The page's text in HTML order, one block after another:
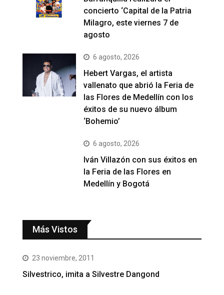
concierto ‘Capital de la Patria
Milagro, este viernes 7 de
agosto
6 agosto, 2026
Hebert Vargas, el artista
vallenato que abrió la Feria de
las Flores de Medellín con los
éxitos de su nuevo álbum
‘Bohemio’
6 agosto, 2026
Iván Villazón con sus éxitos en
la Feria de las Flores en
Medellín y Bogotá
Más Vistos
23 noviembre, 2011
Silvestrico, imita a Silvestre Dangond